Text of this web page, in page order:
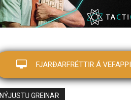
FJARÐARFRÉTTIR Á VEFAPPI
NÝJUSTU GREINAR